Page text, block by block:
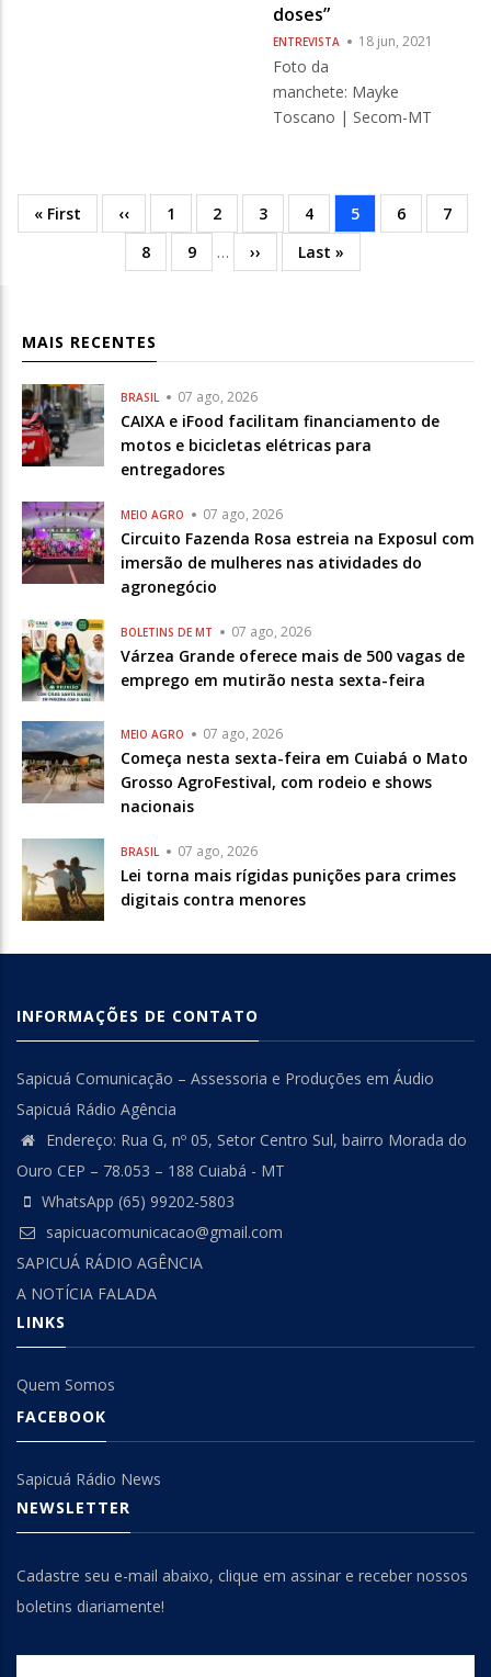
doses”
ENTREVISTA 18 jun, 2021
Foto da
manchete: Mayke
Toscano | Secom-MT
Paginação
Primeira
página
« First
Página
anterior
‹‹ Página
1 Página
2 Página
3 Página
4
Página
atual
5 Página
6
7
Página
8 Página
9 … Próxima
››
Última
página
Last »
MAIS RECENTES
BRASIL 07 ago, 2026
CAIXA e iFood facilitam financiamento de
motos e bicicletas elétricas para
entregadores
MEIO AGRO 07 ago, 2026
Circuito Fazenda Rosa estreia na Exposul com
imersão de mulheres nas atividades do
agronegócio
BOLETINS DE MT 07 ago, 2026
Várzea Grande oferece mais de 500 vagas de
emprego em mutirão nesta sexta-feira
MEIO AGRO 07 ago, 2026
Começa nesta sexta-feira em Cuiabá o Mato
Grosso AgroFestival, com rodeio e shows
nacionais
BRASIL 07 ago, 2026
Lei torna mais rígidas punições para crimes
digitais contra menores
INFORMAÇÕES DE CONTATO
Sapicuá Comunicação – Assessoria e Produções em Áudio
Sapicuá Rádio Agência
Endereço: Rua G, nº 05, Setor Centro Sul, bairro Morada do
Ouro CEP – 78.053 – 188 Cuiabá - MT
WhatsApp (65) 99202-5803
sapicuacomunicacao@gmail.com
SAPICUÁ RÁDIO AGÊNCIA
A NOTÍCIA FALADA
LINKS
Quem Somos
FACEBOOK
Sapicuá Rádio News
NEWSLETTER
Cadastre seu e-mail abaixo, clique em assinar e receber nossos
boletins diariamente!